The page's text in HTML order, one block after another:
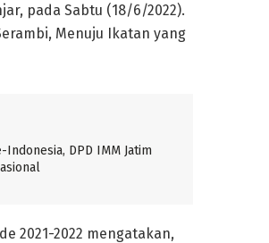
pada Sabtu (18/6/2022).
Menuju Ikatan yang
DPD IMM Jatim
2021-2022 mengatakan,